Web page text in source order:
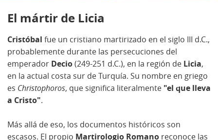
El mártir de Licia
Cristóbal fue un cristiano martirizado en el siglo III d.C.,
probablemente durante las persecuciones del
emperador Decio(249-251 d.C.), en la región de Licia,
en la actual costa sur de Turquía. Su nombre en griego
es Christophoros, que significa literalmente "el que lleva
a Cristo".
Más allá de eso, los documentos históricos son
escasos. El propio Martirologio Romano reconoce las